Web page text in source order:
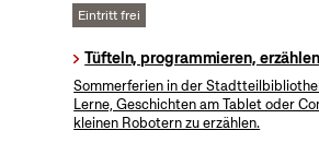
Eintritt frei
Tüfteln, programmieren,
Sommerferien in der
Lerne, Geschichten am Tablet oder
kleinen Robotern zu erzählen.